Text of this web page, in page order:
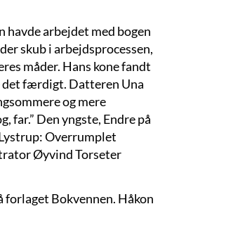
havde arbejdet med bogen
skub i arbejdsprocessen,
måder. Hans kone fandt
færdigt. Datteren Una
og mere
far.” Den yngste, Endre på
Overrumplet
Øyvind Torseter
Bokvennen. Håkon